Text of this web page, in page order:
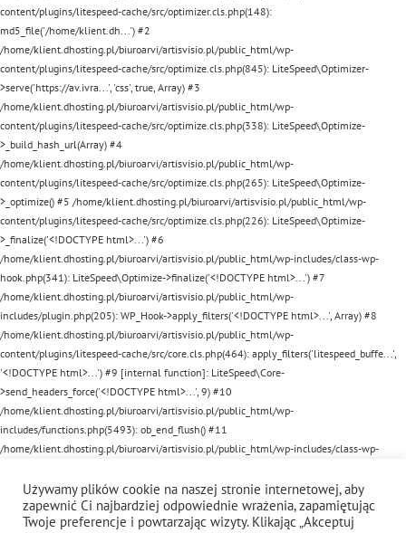
Używamy plików cookie na naszej stronie internetowej, aby
zapewnić Ci najbardziej odpowiednie wrażenia, zapamiętując
Twoje preferencje i powtarzając wizyty. Klikając „Akceptuj
content/plugins/litespeed-cache/src/optimizer.cls.php(148):
md5_file('/home/klient.dh...') #2
/home/klient.dhosting.pl/biuroarvi/artisvisio.pl/public_html/wp-
content/plugins/litespeed-cache/src/optimize.cls.php(845): LiteSpeed\Optimizer-
>serve('https://av.ivra...', 'css', true, Array) #3
/home/klient.dhosting.pl/biuroarvi/artisvisio.pl/public_html/wp-
content/plugins/litespeed-cache/src/optimize.cls.php(338): LiteSpeed\Optimize-
>_build_hash_url(Array) #4
/home/klient.dhosting.pl/biuroarvi/artisvisio.pl/public_html/wp-
content/plugins/litespeed-cache/src/optimize.cls.php(265): LiteSpeed\Optimize-
>_optimize() #5 /home/klient.dhosting.pl/biuroarvi/artisvisio.pl/public_html/wp-
content/plugins/litespeed-cache/src/optimize.cls.php(226): LiteSpeed\Optimize-
>_finalize('<!DOCTYPE html>...') #6
/home/klient.dhosting.pl/biuroarvi/artisvisio.pl/public_html/wp-includes/class-wp-
hook.php(341): LiteSpeed\Optimize->finalize('<!DOCTYPE html>...') #7
/home/klient.dhosting.pl/biuroarvi/artisvisio.pl/public_html/wp-
includes/plugin.php(205): WP_Hook->apply_filters('<!DOCTYPE html>...', Array) #8
/home/klient.dhosting.pl/biuroarvi/artisvisio.pl/public_html/wp-
content/plugins/litespeed-cache/src/core.cls.php(464): apply_filters('litespeed_buffe...',
'<!DOCTYPE html>...') #9 [internal function]: LiteSpeed\Core-
>send_headers_force('<!DOCTYPE html>...', 9) #10
/home/klient.dhosting.pl/biuroarvi/artisvisio.pl/public_html/wp-
includes/functions.php(5493): ob_end_flush() #11
/home/klient.dhosting.pl/biuroarvi/artisvisio.pl/public_html/wp-includes/class-wp-
/home/klient.dhosting.pl/biuroarvi/artisvisio.pl/public_html/wp-includes/class-wp-
hook.php(365): WP_Hook->apply_filters(NULL, Array) #13
/home/klient.dhosting.pl/biuroarvi/artisvisio.pl/public_html/wp-